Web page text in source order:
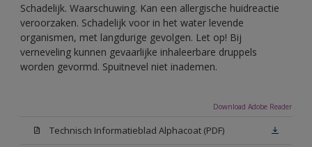
Schadelijk. Waarschuwing. Kan een allergische huidreactie
veroorzaken. Schadelijk voor in het water levende
organismen, met langdurige gevolgen. Let op! Bij
verneveling kunnen gevaarlijke inhaleerbare druppels
worden gevormd. Spuitnevel niet inademen.
Download Adobe Reader
Technisch Informatieblad Alphacoat (PDF)